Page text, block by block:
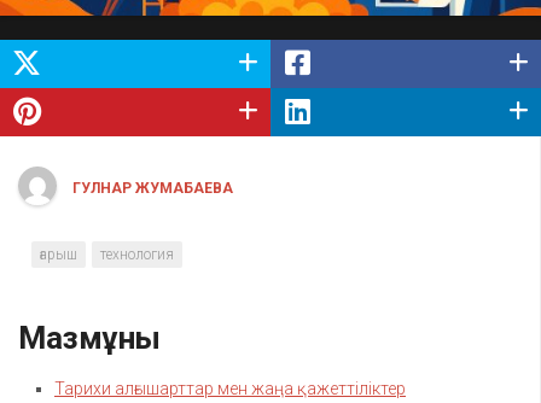
ГУЛНАР ЖУМАБАЕВА
ғарыш технология
Мазмұны
Тарихи алғышарттар мен жаңа қажеттіліктер